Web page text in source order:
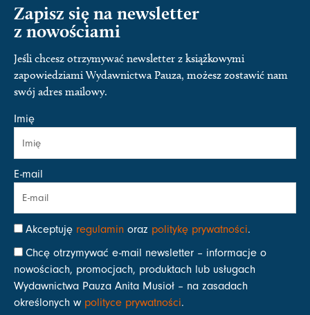
Zapisz się na newsletter
z nowościami
Jeśli chcesz otrzymywać newsletter z książkowymi
zapowiedziami Wydawnictwa Pauza, możesz zostawić nam
swój adres mailowy.
Imię
E-mail
Akceptuję regulamin oraz politykę prywatności.
Chcę otrzymywać e-mail newsletter – informacje o
nowościach, promocjach, produktach lub usługach
Wydawnictwa Pauza Anita Musioł – na zasadach
określonych w polityce prywatności.